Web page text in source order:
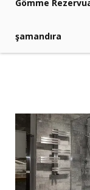
Gömme
şamandıra